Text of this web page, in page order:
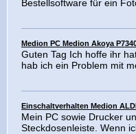
Bestellsoftware für ein
Medion PC Medion Akoya
Guten Tag Ich hoffe ihr
hab ich ein Problem mit
Einschaltverhalten Medion
Mein PC sowie Drucker
Steckdosenleiste. Wenn